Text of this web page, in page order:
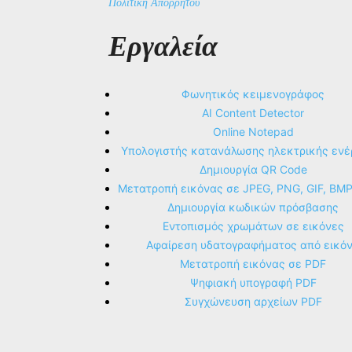
Πολιτική Απορρήτου
Εργαλεία
Φωνητικός κειμενογράφος
AI Content Detector
Online Notepad
Υπολογιστής κατανάλωσης ηλεκτρικής
Δημιουργία QR Code
Μετατροπή εικόνας σε JPEG, PNG, GIF,
Δημιουργία κωδικών πρόσβασης
Εντοπισμός χρωμάτων σε εικόνες
Αφαίρεση υδατογραφήματος από
Μετατροπή εικόνας σε PDF
Ψηφιακή υπογραφή PDF
Συγχώνευση αρχείων PDF